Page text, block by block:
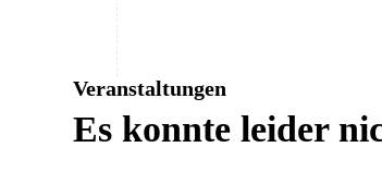
Veranstaltungen
Es konnte leider